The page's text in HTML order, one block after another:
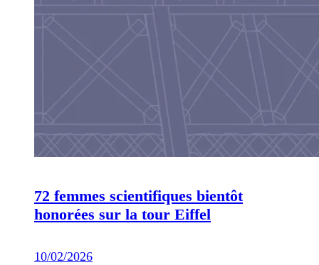
72 femmes scientifiques bientôt
honorées sur la tour Eiffel
10/02/2026